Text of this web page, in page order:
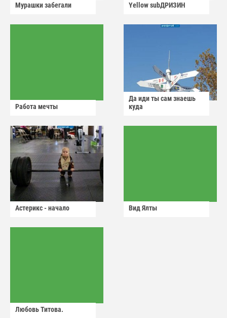
Мурашки забегали Yellow subДРИЗИН
Работа мечты
Да иди ты сам знаешь
куда
Астерикс - начало Вид Ялты
Любовь Титова.